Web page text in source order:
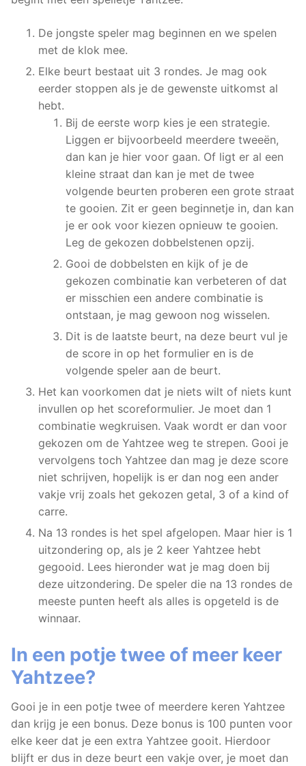
De jongste speler mag beginnen en we spelen
met de klok mee.
Elke beurt bestaat uit 3 rondes. Je mag ook
eerder stoppen als je de gewenste uitkomst al
hebt.
Bij de eerste worp kies je een strategie.
Liggen er bijvoorbeeld meerdere tweeën,
dan kan je hier voor gaan. Of ligt er al een
kleine straat dan kan je met de twee
volgende beurten proberen een grote straat
te gooien. Zit er geen beginnetje in, dan kan
je er ook voor kiezen opnieuw te gooien.
Leg de gekozen dobbelstenen opzij.
Gooi de dobbelsten en kijk of je de
gekozen combinatie kan verbeteren of dat
er misschien een andere combinatie is
ontstaan, je mag gewoon nog wisselen.
Dit is de laatste beurt, na deze beurt vul je
de score in op het formulier en is de
volgende speler aan de beurt.
Het kan voorkomen dat je niets wilt of niets kunt
invullen op het scoreformulier. Je moet dan 1
combinatie wegkruisen. Vaak wordt er dan voor
gekozen om de Yahtzee weg te strepen. Gooi je
vervolgens toch Yahtzee dan mag je deze score
niet schrijven, hopelijk is er dan nog een ander
vakje vrij zoals het gekozen getal, 3 of a kind of
carre.
Na 13 rondes is het spel afgelopen. Maar hier is 1
uitzondering op, als je 2 keer Yahtzee hebt
gegooid. Lees hieronder wat je mag doen bij
deze uitzondering. De speler die na 13 rondes de
meeste punten heeft als alles is opgeteld is de
winnaar.
In een potje twee of meer keer
Yahtzee?
Gooi je in een potje twee of meerdere keren Yahtzee
dan krijg je een bonus. Deze bonus is 100 punten voor
elke keer dat je een extra Yahtzee gooit. Hierdoor
blijft er dus in deze beurt een vakje over, je moet dan